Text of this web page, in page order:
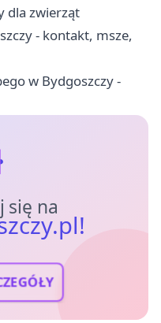
dla zwierząt
- kontakt, msze,
w Bydgoszczy -
się na